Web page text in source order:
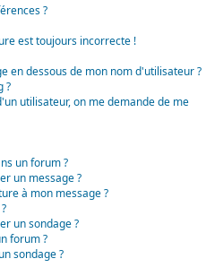
?
est toujours incorrecte !
en dessous de mon nom d'utilisateur ?
?
utilisateur, on me demande de me
un forum ?
un message ?
à mon message ?
un sondage ?
forum ?
sondage ?